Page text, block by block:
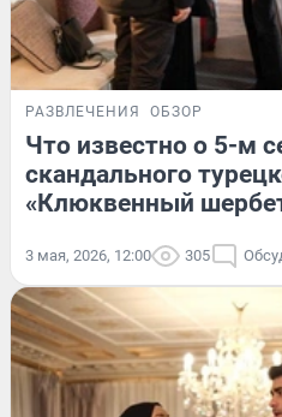
РАЗВЛЕЧЕНИЯ ОБЗОР
Что известно о 5-м
скандального
«Клюквенный
3 мая, 2026, 12:00 305